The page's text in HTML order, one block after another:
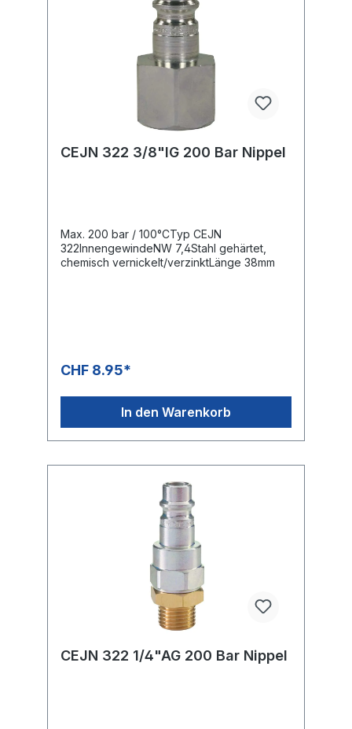
CEJN 322 3/8"IG 200 Bar Nippel
Max. 200 bar / 100°CTyp CEJN
322InnengewindeNW 7,4Stahl gehärtet,
chemisch vernickelt/verzinktLänge 38mm
CHF 8.95*
In den Warenkorb
CEJN 322 1/4"AG 200 Bar Nippel